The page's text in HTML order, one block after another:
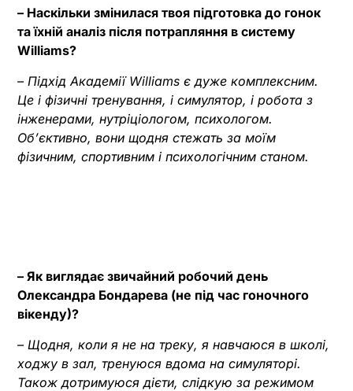
– Наскільки змінилася твоя підготовка до гонок
та їхній аналіз після потрапляння в систему
Williams?
– Підхід Академії Williams є дуже комплексним.
Це і фізичні тренування, і симулятор, і робота з
інженерами, нутріціологом, психологом.
Об’єктивно, вони щодня стежать за моїм
фізичним, спортивним і психологічним станом.
– Як виглядає звичайний робочий день
Олександра Бондарева (не під час гоночного
вікенду)?
– Щодня, коли я не на треку, я навчаюся в школі,
ходжу в зал, тренуюся вдома на симуляторі.
Також дотримуюся дієти, слідкую за режимом